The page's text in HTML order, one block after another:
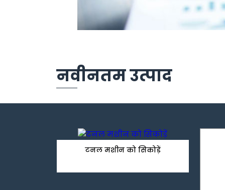
नवीनतम उत्पाद
टनल मशीन को सिकोड़ें